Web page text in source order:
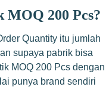
MOQ 200 Pcs?
Quantity itu jumlah
supaya pabrik bisa
MOQ 200 Pcs dengan
punya brand sendiri